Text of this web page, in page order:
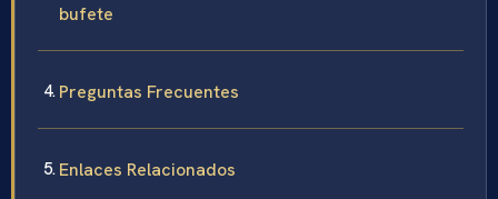
bufete
Preguntas Frecuentes
Enlaces Relacionados